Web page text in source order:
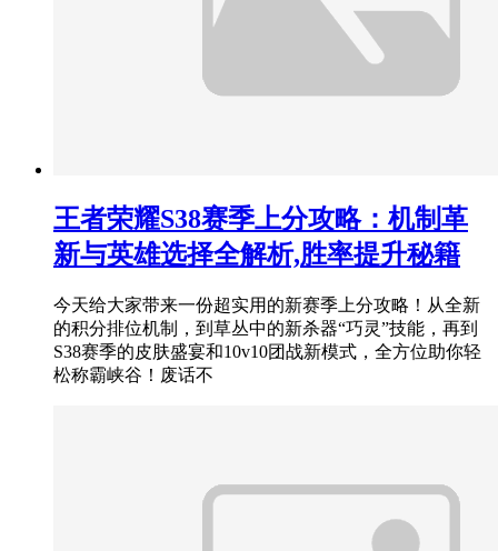
王者荣耀S38赛季上分攻略：机制革
新与英雄选择全解析,胜率提升秘籍
今天给大家带来一份超实用的新赛季上分攻略！从全新
的积分排位机制，到草丛中的新杀器“巧灵”技能，再到
S38赛季的皮肤盛宴和10v10团战新模式，全方位助你轻
松称霸峡谷！废话不